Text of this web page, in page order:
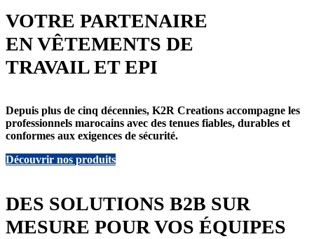
VOTRE PARTENAIRE
EN VÊTEMENTS DE
TRAVAIL ET EPI
Depuis plus de cinq décennies, K2R Creations accompagne les
professionnels marocains avec des tenues fiables, durables et
conformes aux exigences de sécurité.
Découvrir nos produits
DES SOLUTIONS B2B SUR
MESURE POUR VOS ÉQUIPES